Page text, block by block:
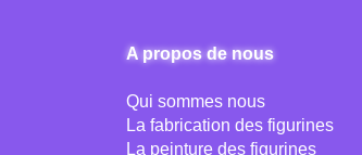
A propos de nous
Qui sommes nous
La fabrication des figurines
La peinture des figurines